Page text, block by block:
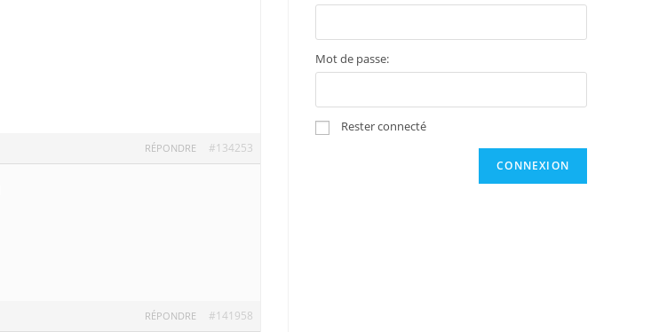
#134253
RÉPONDRE
#141958
RÉPONDRE
Mot de passe:
Rester connecté
CONNEXION